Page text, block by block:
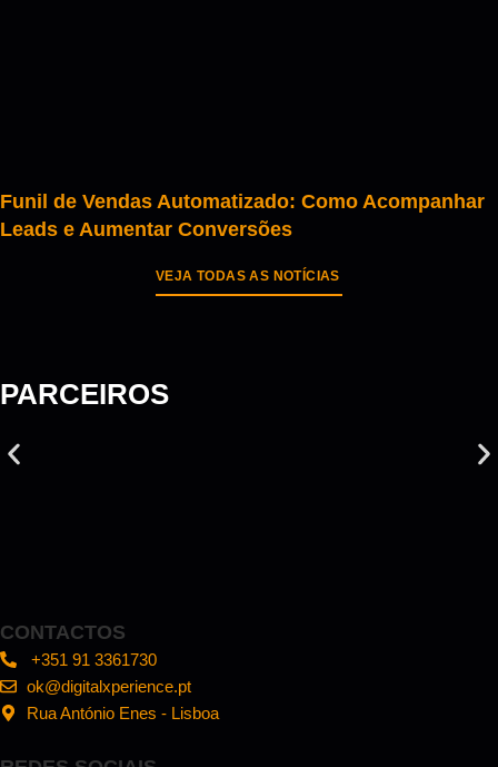
Funil de Vendas Automatizado: Como Acompanhar
Leads e Aumentar Conversões
VEJA TODAS AS NOTÍCIAS
PARCEIROS
CONTACTOS
+351 91 3361730
ok@digitalxperience.pt
Rua António Enes - Lisboa